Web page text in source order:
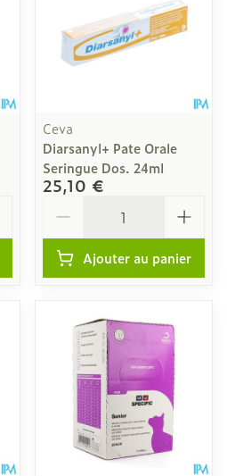
Ceva
Diarsanyl+ Pate Orale
Seringue Dos. 24ml
25,10 €
Ajouter au panier